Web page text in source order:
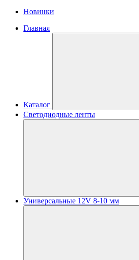
Новинки
Главная
Каталог
Светодиодные ленты
Универсальные 12V 8-10 мм